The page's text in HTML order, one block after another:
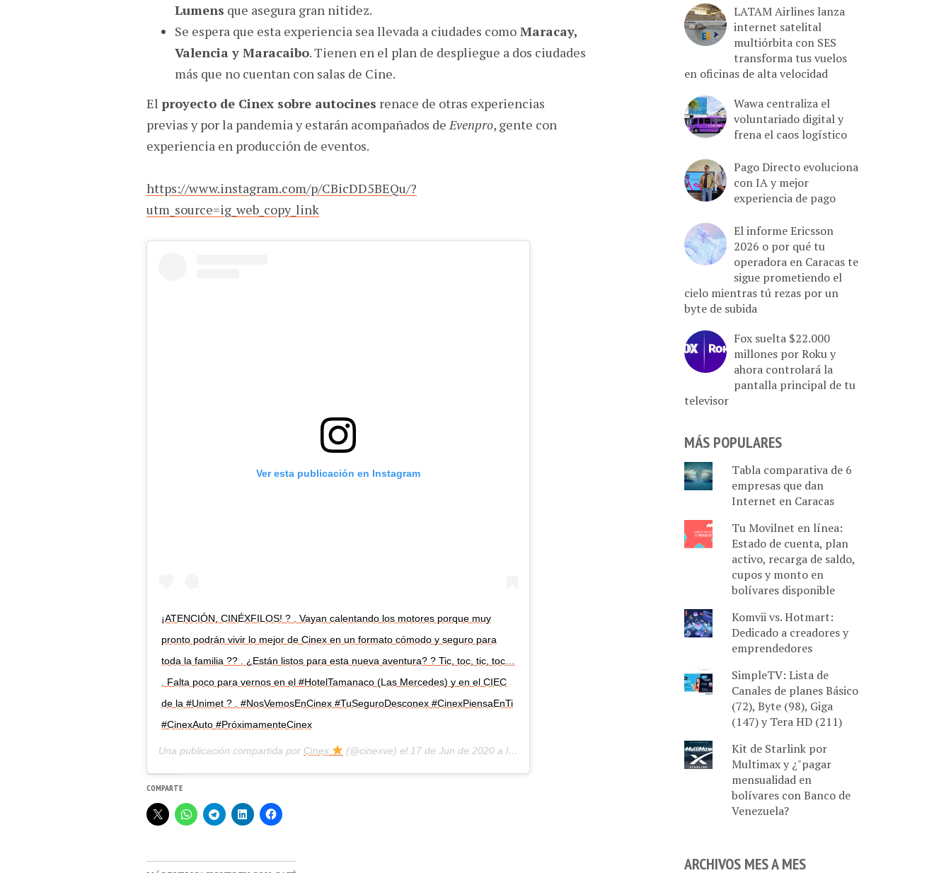
Lumens que asegura gran nitidez.
Se espera que esta experiencia sea llevada a ciudades como Maracay,
Valencia y Maracaibo. Tienen en el plan de despliegue a dos ciudades
más que no cuentan con salas de Cine.
El proyecto de Cinex sobre autocines renace de otras experiencias
previas y por la pandemia y estarán acompañados deEvenpro, gente con
experiencia en producción de eventos.
https://www.instagram.com/p/CBicDD5BEQu/?
utm_source=ig_web_copy_link
Ver esta publicación en Instagram
¡ATENCIÓN, CINÉXFILOS! ? . Vayan calentando los motores porque muy
pronto podrán vivir lo mejor de Cinex en un formato cómodo y seguro para
toda la familia ?? . ¿Están listos para esta nueva aventura? ? Tic, toc, tic, toc…
. Falta poco para vernos en el #HotelTamanaco (Las Mercedes) y en el CIEC
de la #Unimet ? . #NosVemosEnCinex #TuSeguroDesconex #CinexPiensaEnTi
#CinexAuto #PróximamenteCinex
Una publicación compartida por Cinex (@cinexve) el 17 de Jun de 2020 a las 6:36 PDT
COMPARTE
LATAM Airlines lanza
internet satelital
multiórbita con SES
transforma tus vuelos
en oficinas de alta velocidad
Wawa centraliza el
voluntariado digital y
frena el caos logístico
Pago Directo evoluciona
con IA y mejor
experiencia de pago
El informe Ericsson
2026 o por qué tu
operadora en Caracas te
sigue prometiendo el
cielo mientras tú rezas por un
byte de subida
Fox suelta $22.000
millones por Roku y
ahora controlará la
pantalla principal de tu
televisor
MÁS POPULARES
Tabla comparativa de 6
empresas que dan
Internet en Caracas
Tu Movilnet en línea:
Estado de cuenta, plan
activo, recarga de saldo,
cupos y monto en
bolívares disponible
Komvii vs. Hotmart:
Dedicado a creadores y
emprendedores
SimpleTV: Lista de
Canales de planes Básico
(72), Byte (98), Giga
(147) y Tera HD (211)
Kit de Starlink por
Multimax y ¿"pagar
mensualidad en
bolívares con Banco de
Venezuela?
ARCHIVOS MES A MES